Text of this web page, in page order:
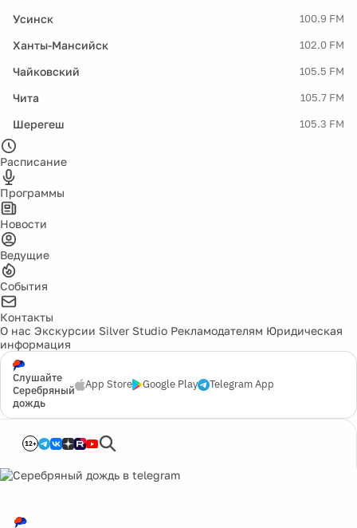
Усинск 100.9 FM
Ханты-Мансийск 102.0 FM
Чайковский 105.5 FM
Чита 105.7 FM
Шерегеш 105.3 FM
Расписание
Программы
Новости
Ведущие
События
Контакты
О нас Экскурсии Silver Studio Рекламодателям Юридическая
информация
Слушайте
Серебряный
дождь
App Store Google Play Telegram App
12+